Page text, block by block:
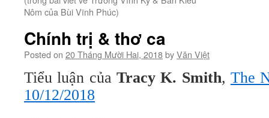
Nôm của Bùi Vĩnh Phúc)
Chính trị & thơ ca
Posted on 20 Tháng Mười Hai, 2018byVăn Việt
Tiểu luận của Tracy K. Smith, The
10/12/2018